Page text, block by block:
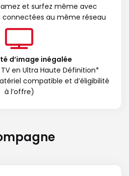
et surfez même avec
connectées au même réseau
d’image inégalée
en Ultra Haute Définition*
compatible et d’éligibilité
à l’offre)